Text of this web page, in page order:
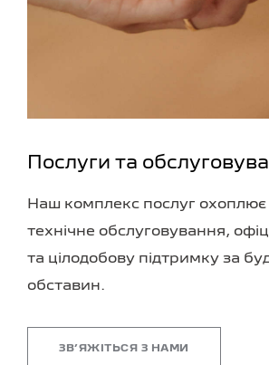
Послуги та
Наш комплекс послуг охоплює
технічне обслуговування,
та цілодобову підтримку за
обставин.
ЗВʼЯЖІТЬСЯ З НАМИ